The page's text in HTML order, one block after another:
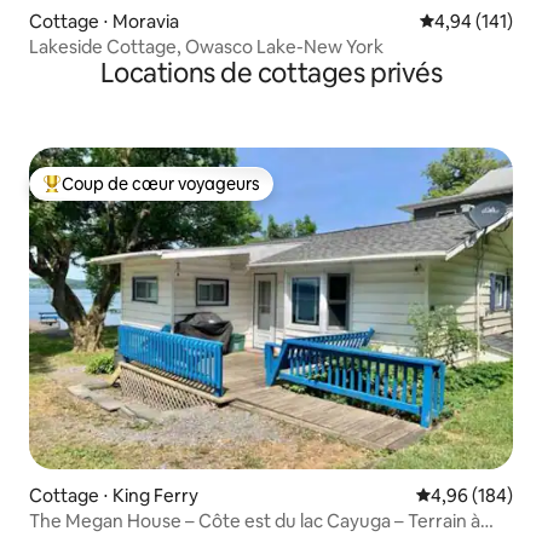
Cottage ⋅ Moravia Évaluation
4,94 (141)
Lakeside Cottage, Owasco Lake-New York
Locations de cottages privés
Coups de cœur voyageurs les plus appréciés
Coup de cœur voyageurs
Cottage ⋅ King Ferry Évaluation
4,96 (184)
The Megan House – Côte est du lac Cayuga – Terrain à